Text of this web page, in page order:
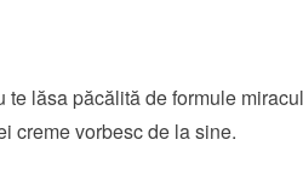
lăsa păcălită de formule
creme vorbesc de la sine.